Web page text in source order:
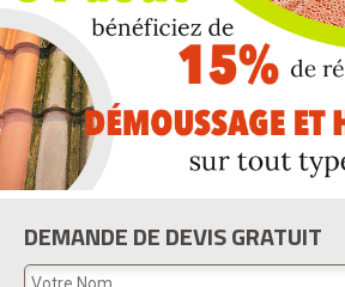
DEMANDE DE DEVIS GRATUIT